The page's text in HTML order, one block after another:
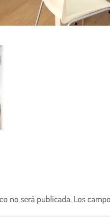
no será publicada. Los